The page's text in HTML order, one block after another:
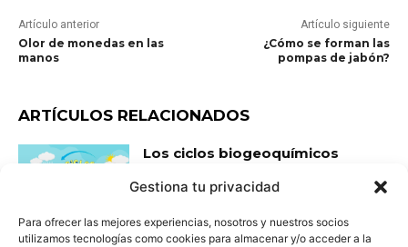
Gestiona tu privacidad
Para ofrecer las mejores experiencias, nosotros y nuestros socios
utilizamos tecnologías como cookies para almacenar y/o acceder a la
Artículo anterior
Olor de monedas en las
manos
Artículo siguiente
¿Cómo se forman las
pompas de jabón?
ARTÍCULOS RELACIONADOS
Los ciclos biogeoquímicos